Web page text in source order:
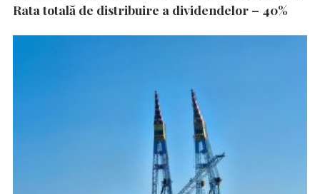
Rata totală de distribuire a dividendelor – 40%